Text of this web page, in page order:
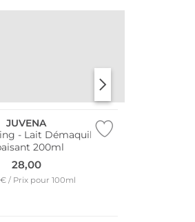
POUDRÉS
JUVENA
- Lait Démaquillant
200ml
28,00
/ Prix pour 100ml